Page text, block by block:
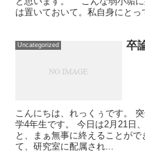
は置いておいて。私自身にとっ
Uncategorized 卒
こんにちは、れっくぅです。
学4年生です。 今日は2月21日
と、まぁ無事に終えることが
て、研究室に配属され...